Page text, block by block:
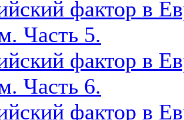
фактор в
Часть 5.
фактор в
Часть 6.
фактор в